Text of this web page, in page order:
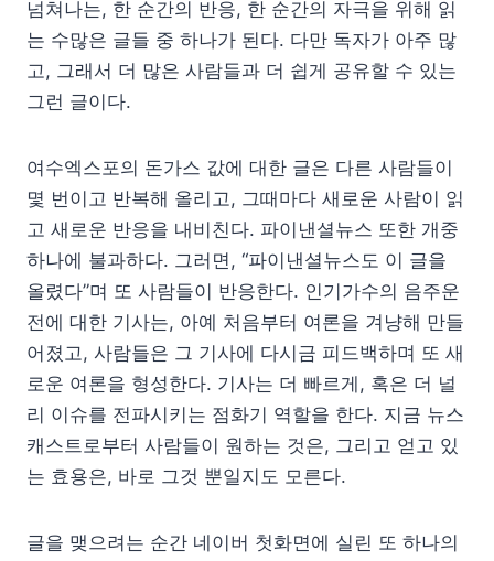
넘쳐나는, 한 순간의 반응, 한 순간의 자극을 위해 읽
는 수많은 글들 중 하나가 된다. 다만 독자가 아주 많
고, 그래서 더 많은 사람들과 더 쉽게 공유할 수 있는
그런 글이다.
여수엑스포의 돈가스 값에 대한 글은 다른 사람들이
몇 번이고 반복해 올리고, 그때마다 새로운 사람이 읽
고 새로운 반응을 내비친다. 파이낸셜뉴스 또한 개중
하나에 불과하다. 그러면, “파이낸셜뉴스도 이 글을
올렸다”며 또 사람들이 반응한다. 인기가수의 음주운
전에 대한 기사는, 아예 처음부터 여론을 겨냥해 만들
어졌고, 사람들은 그 기사에 다시금 피드백하며 또 새
로운 여론을 형성한다. 기사는 더 빠르게, 혹은 더 널
리 이슈를 전파시키는 점화기 역할을 한다. 지금 뉴스
캐스트로부터 사람들이 원하는 것은, 그리고 얻고 있
는 효용은, 바로 그것 뿐일지도 모른다.
글을 맺으려는 순간 네이버 첫화면에 실린 또 하나의